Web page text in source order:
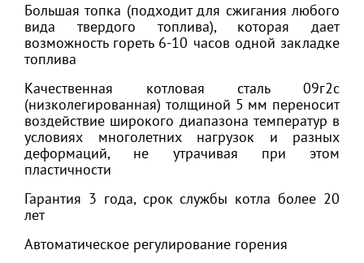
Большая топка (подходит для сжигания любого
вида твердого топлива), которая дает
возможность гореть 6-10 часов одной закладке
топлива
Качественная котловая сталь 09г2с
(низколегированная) толщиной 5 мм переносит
воздействие широкого диапазона температур в
условиях многолетних нагрузок и разных
деформаций, не утрачивая при этом
пластичности
Гарантия 3 года, срок службы котла более 20
лет
Автоматическое регулирование горения